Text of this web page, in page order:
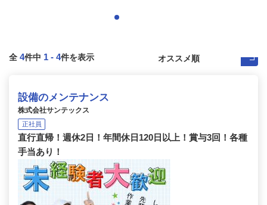
全 4件中 1 - 4件を表示
設備のメンテナンス
株式会社サンテックス
正社員
直行直帰！週休2日！年間休日120日以上！賞与3回！各種
手当あり！